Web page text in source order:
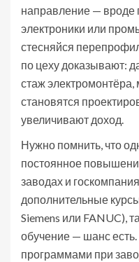
направление —
электроники или
стесняйся
по цеху доказывают:
стаж электромонтёра,
становятся
увеличивают доход.
Нужно помнить, что
постоянное
заводах и
дополнительные
Siemens или FANUC),
обучение — шанс
программами при